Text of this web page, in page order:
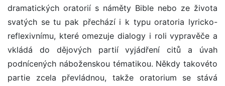
dramatických oratorií s náměty Bible nebo ze života
svatých se tu pak přechází i k typu oratoria lyricko-
reflexivnímu, které omezuje dialogy i roli vypravěče a
vkládá do dějových partií vyjádření citů a úvah
podnícených náboženskou tématikou. Někdy takovéto
partie zcela převládnou, takže oratorium se stává